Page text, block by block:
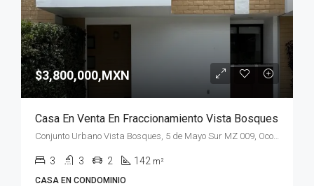
$3,800,000,MXN
Casa En Venta En Fraccionamiento Vista Bosques
Conjunto Urbano Vista Bosques, 5 de Mayo Sur MZ 009, Ocoyoacac, Méx., México
3 3 2 142 m²
CASA EN CONDOMINIO